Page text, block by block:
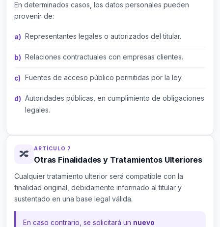
En determinados casos, los datos personales pueden
provenir de:
Representantes legales o autorizados del titular.
Relaciones contractuales con empresas clientes.
Fuentes de acceso público permitidas por la ley.
Autoridades públicas, en cumplimiento de obligaciones
legales.
🔀 ARTÍCULO 7
Otras Finalidades y Tratamientos Ulteriores
Cualquier tratamiento ulterior será compatible con la
finalidad original, debidamente informado al titular y
sustentado en una base legal válida.
En caso contrario, se solicitará un nuevo